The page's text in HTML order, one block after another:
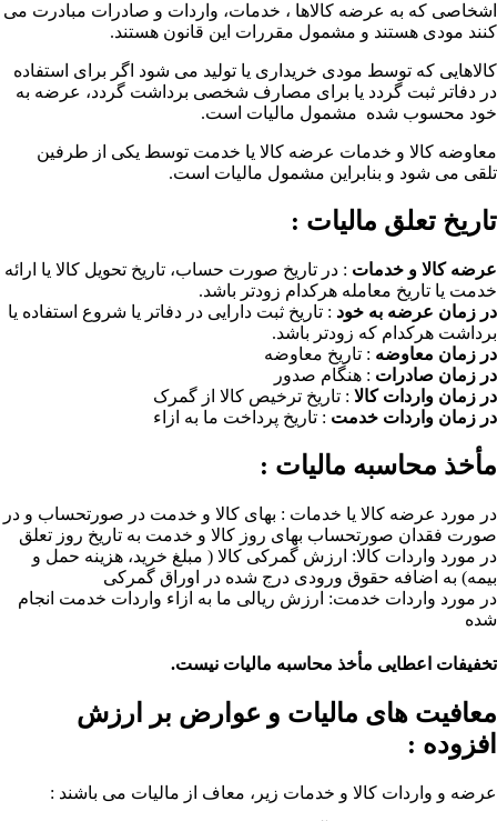
اشخاصی که به عرضه کالاها ، خدمات، واردات و صادرات مبادرت می
کنند مودی هستند و مشمول مقررات این قانون هستند.
کالاهایی که توسط مودی خریداری یا تولید می شود اگر برای استفاده
در دفاتر ثبت گردد یا برای مصارف شخصی برداشت گردد، عرضه به
خود محسوب شده مشمول مالیات است.
معاوضه کالا و خدمات عرضه کالا یا خدمت توسط یکی از طرفین
تلقی می شود و بنابراین مشمول مالیات است.
تاریخ تعلق مالیات :
عرضه کالا و خدمات : در تاریخ صورت حساب، تاریخ تحویل کالا یا ارائه
خدمت یا تاریخ معامله هرکدام زودتر باشد.
در زمان عرضه به خود : تاریخ ثبت دارایی در دفاتر یا شروع استفاده یا
برداشت هرکدام که زودتر باشد.
در زمان معاوضه : تاریخ معاوضه
در زمان صادرات : هنگام صدور
در زمان واردات کالا : تاریخ ترخیص کالا از گمرک
در زمان واردات خدمت : تاریخ پرداخت ما به ازاء
مأخذ محاسبه مالیات :
در مورد عرضه کالا یا خدمات : بهای کالا و خدمت در صورتحساب و در
صورت فقدان صورتحساب بهای روز کالا و خدمت به تاریخ روز تعلق
در مورد واردات کالا: ارزش گمرکی کالا ( مبلغ خرید، هزینه حمل و
بیمه) به اضافه حقوق ورودی درج شده در اوراق گمرکی
در مورد واردات خدمت: ارزش ریالی ما به ازاء واردات خدمت انجام
شده
تخفیفات اعطایی مأخذ محاسبه مالیات نیست.
معافیت های مالیات و عوارض بر ارزش
افزوده :
عرضه و واردات کالا و خدمات زیر، معاف از مالیات می باشند :